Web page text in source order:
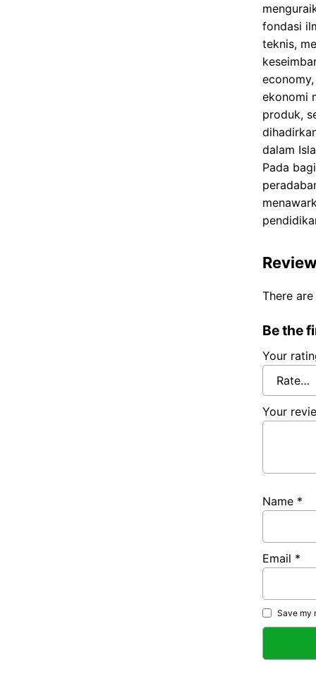
fondasi
teknis,
ekonomi
produk,
dalam
Pada
There
Be the
Your
Your
Name *
Email *
Save my